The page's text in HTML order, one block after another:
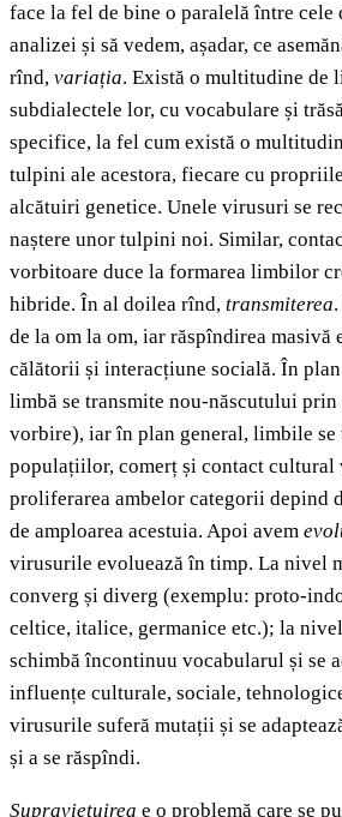
face la fel de bine o paralelă între cele
analizei și să vedem, așadar, ce
rînd, variația. Există o multitudine de
subdialectele lor, cu vocabulare și
specifice, la fel cum există o
tulpini ale acestora, fiecare cu
alcătuiri genetice. Unele virusuri se
naștere unor tulpini noi. Similar,
vorbitoare duce la formarea limbilor
hibride. În al doilea rînd, transmiterea
de la om la om, iar răspîndirea masivă
călătorii și interacțiune socială. În
limbă se transmite nou-născutului
vorbire), iar în plan general, limbile
populațiilor, comerț și contact
proliferarea ambelor categorii depind
de amploarea acestuia. Apoi avem
virusurile evoluează în timp. La nivel
converg și diverg (exemplu: proto-
celtice, italice, germanice etc.); la
schimbă încontinuu vocabularul și se
influențe culturale, sociale,
virusurile suferă mutații și se
și a se răspîndi.
Supraviețuirea e o problemă care se